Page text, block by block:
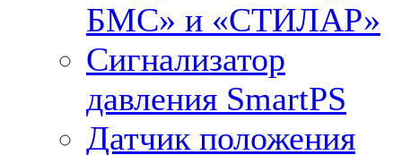
БМС» и «СТИЛАР»
Сигнализатор
давления SmartPS
Датчик положения